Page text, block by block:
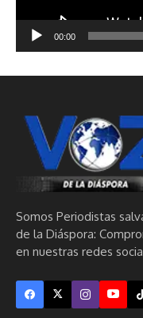
00:00
Somos Periodistas
de la Diáspora:
en nuestras redes